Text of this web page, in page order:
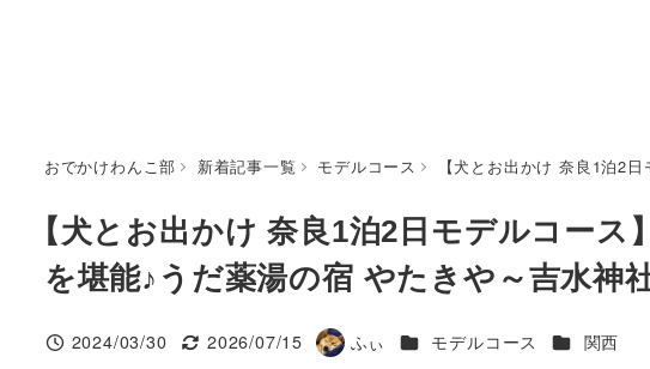
おでかけわんこ部 新着記事一覧 モデルコース 【犬とお出かけ 奈良1泊2
【犬とお出かけ 奈良1泊2日モデルコー
を堪能♪うだ薬湯の宿 やたきや～吉水神
投稿日
2024/03/30
更新日
2026/07/15
著
ふぃ カテゴリー
モデルコース カテゴリー
関西